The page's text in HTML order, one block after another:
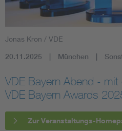
Mobility
Assisted Living
Electromobility
Jonas Kron / VDE
20.11.2025 München
VDE Bayern Abend - mit
VDE Bayern Awards
Zur Veranstaltungs-